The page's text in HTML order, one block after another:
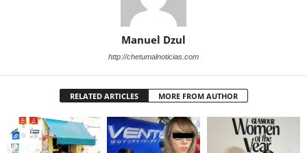
Manuel Dzul
http://chetumalnoticias.com
RELATED ARTICLES MORE FROM AUTHOR